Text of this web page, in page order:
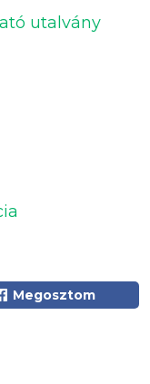
utalvány
Megosztom